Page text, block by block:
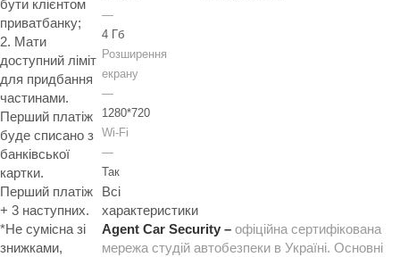
бути клієнтом
приватбанку;
2. Мати
доступний ліміт
для придбання
частинами.
Перший платіж
буде списано з
банківської
картки.
Перший платіж
+ 3 наступних.
*Не сумісна зі
знижками,
—
4 Гб
Розширення
екрану
—
1280*720
Wi-Fi
—
Так
Всі
характеристики
Agent Car Security – офіційна сертифікована
мережа студій автобезпеки в Україні. Основні